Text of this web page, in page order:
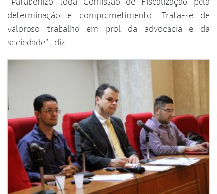
determinação e comprometimento. Trata-se de
valoroso trabalho em prol da advocacia e da
sociedade”, diz.